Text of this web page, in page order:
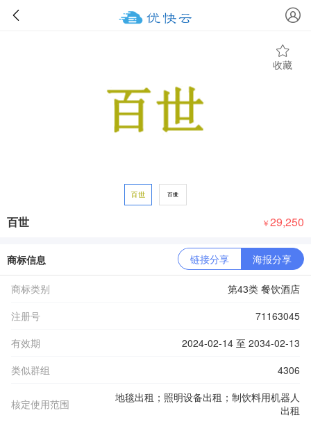
收藏
百世 ￥29,250
商标信息 链接分享 海报分享
商标类别
第43类 餐饮酒店
注册号
71163045
有效期
2024-02-14 至 2034-02-13
类似群组
4306
核定使用范围
地毯出租；照明设备出租；制饮料用机器人
出租